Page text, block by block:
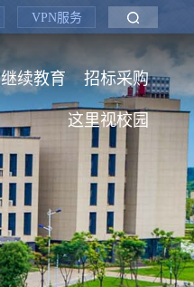
VPN服务
继续教育 招标采购
这里视校园